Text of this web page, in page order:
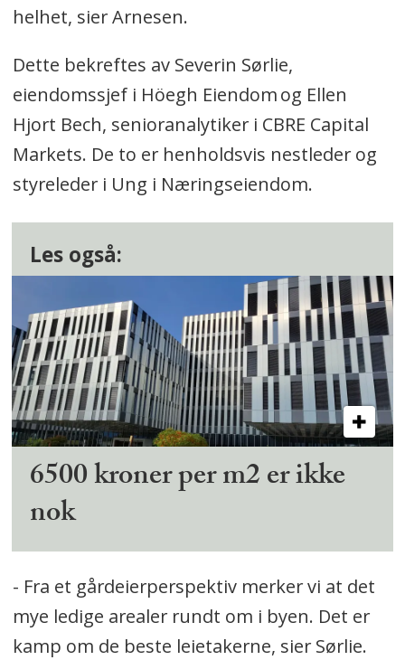
helhet, sier Arnesen.
Dette bekreftes av Severin Sørlie,
eiendomssjef i Höegh Eiendom og Ellen
Hjort Bech, senioranalytiker i CBRE Capital
Markets. De to er henholdsvis nestleder og
styreleder i Ung i Næringseiendom.
Les også:
6500 kroner per m2 er ikke
nok
- Fra et gårdeierperspektiv merker vi at det
mye ledige arealer rundt om i byen. Det er
kamp om de beste leietakerne, sier Sørlie.